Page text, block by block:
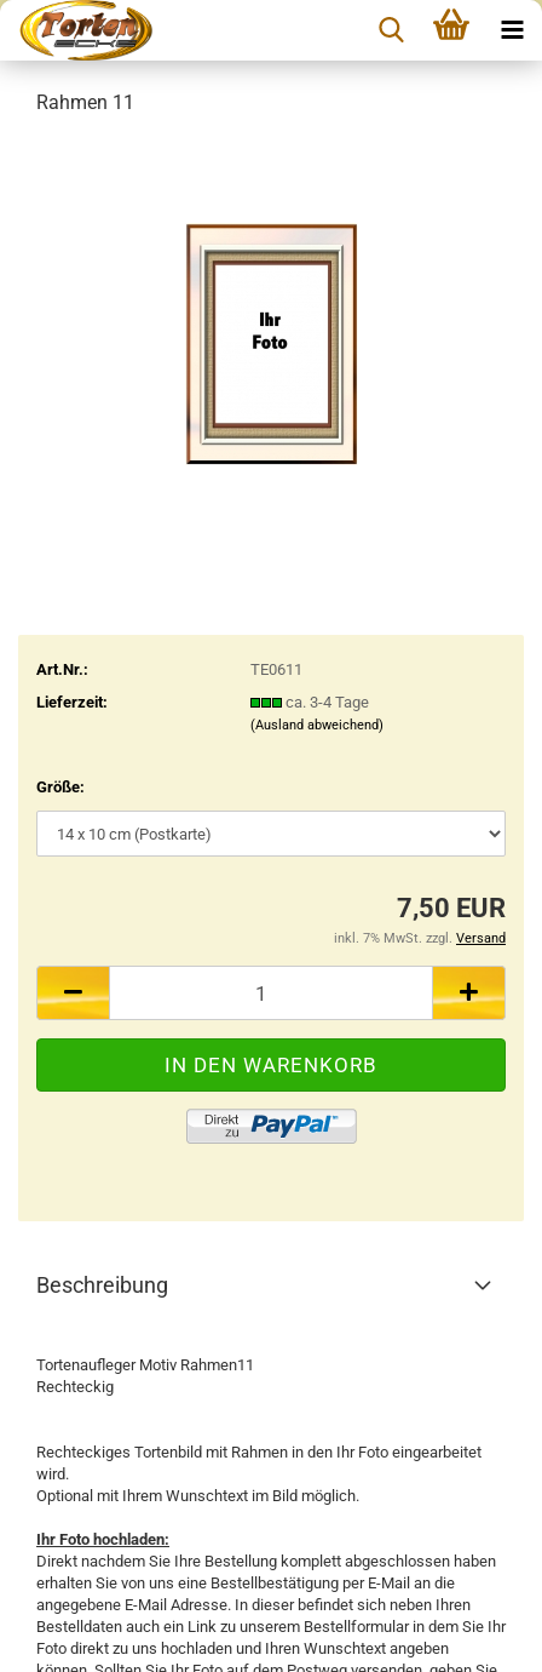
Rahmen 11
Art.Nr.:
TE0611
Lieferzeit:
ca. 3-4 Tage
(Ausland abweichend)
Größe:
7,50 EUR
inkl. 7% MwSt. zzgl. Versand
Beschreibung
Tortenaufleger Motiv Rahmen11
Rechteckig
Rechteckiges Tortenbild mit Rahmen in den Ihr Foto eingearbeitet
wird.
Optional mit Ihrem Wunschtext im Bild möglich.
Ihr Foto hochladen:
Direkt nachdem Sie Ihre Bestellung komplett abgeschlossen haben
erhalten Sie von uns eine Bestellbestätigung per E-Mail an die
angegebene E-Mail Adresse. In dieser befindet sich neben Ihren
Bestelldaten auch ein Link zu unserem Bestellformular in dem Sie Ihr
Foto direkt zu uns hochladen und Ihren Wunschtext angeben